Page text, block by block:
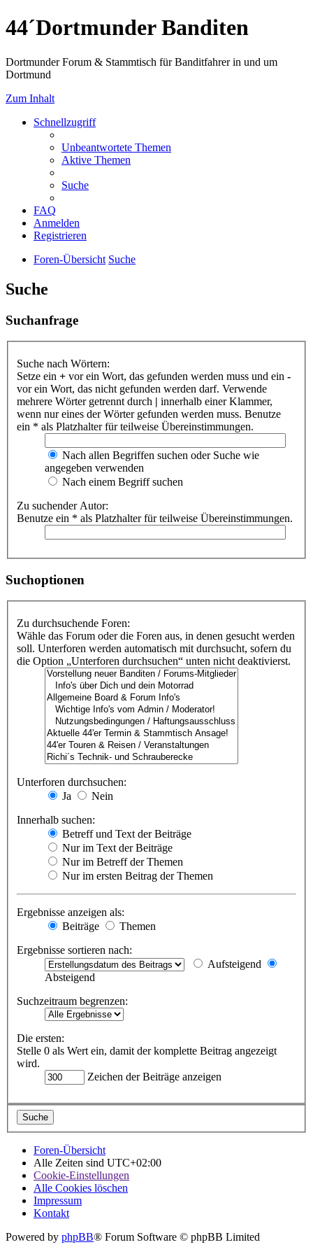
44´Dortmunder Banditen
Dortmunder Forum & Stammtisch für Banditfahrer in und um
Dortmund
Zum Inhalt
Schnellzugriff
Unbeantwortete Themen
Aktive Themen
Suche
FAQ
Anmelden
Registrieren
Foren-Übersicht Suche
Suche
Suchanfrage
Suche nach Wörtern:
Setze ein + vor ein Wort, das gefunden werden muss und ein -
vor ein Wort, das nicht gefunden werden darf. Verwende
mehrere Wörter getrennt durch | innerhalb einer Klammer,
wenn nur eines der Wörter gefunden werden muss. Benutze
ein * als Platzhalter für teilweise Übereinstimmungen.
Nach allen Begriffen suchen oder Suche wie
angegeben verwenden
Nach einem Begriff suchen
Zu suchender Autor:
Benutze ein * als Platzhalter für teilweise Übereinstimmungen.
Suchoptionen
Zu durchsuchende Foren:
Wähle das Forum oder die Foren aus, in denen gesucht werden
soll. Unterforen werden automatisch mit durchsucht, sofern du
die Option „Unterforen durchsuchen“ unten nicht deaktivierst.
Unterforen durchsuchen:
Ja
Nein
Innerhalb suchen:
Betreff und Text der Beiträge
Nur im Text der Beiträge
Nur im Betreff der Themen
Nur im ersten Beitrag der Themen
Ergebnisse anzeigen als:
Beiträge
Themen
Ergebnisse sortieren nach:
Aufsteigend
Absteigend
Suchzeitraum begrenzen:
Die ersten:
Stelle 0 als Wert ein, damit der komplette Beitrag angezeigt
wird.
Zeichen der Beiträge anzeigen
Foren-Übersicht
Alle Zeiten sind UTC+02:00
Cookie-Einstellungen
Alle Cookies löschen
Impressum
Kontakt
Powered by phpBB® Forum Software © phpBB Limited